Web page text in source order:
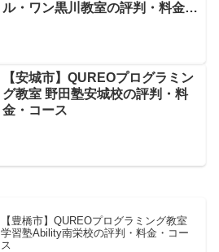
ル・ワン黒川教室の評判・料金・
【安城市】QUREOプログラミン
グ教室 野田塾安城校の評判・料
金・コース
【豊橋市】QUREOプログラミング教室
学習塾Ability南栄校の評判・料金・コー
ス